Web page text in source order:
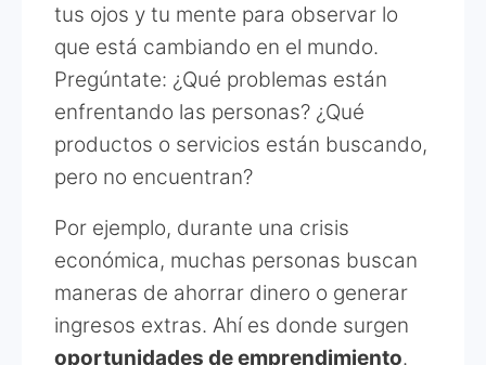
tus ojos y tu mente para observar lo
que está cambiando en el mundo.
Pregúntate: ¿Qué problemas están
enfrentando las personas? ¿Qué
productos o servicios están buscando,
pero no encuentran?
Por ejemplo, durante una crisis
económica, muchas personas buscan
maneras de ahorrar dinero o generar
ingresos extras. Ahí es donde surgen
oportunidades de emprendimiento.